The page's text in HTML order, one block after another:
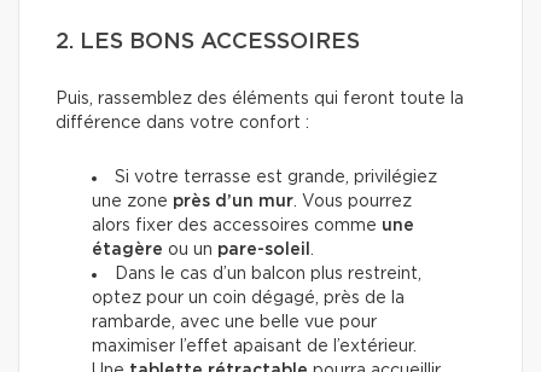
2. LES BONS ACCESSOIRES
Puis, rassemblez des éléments qui feront toute la
différence dans votre confort :
Si votre terrasse est grande, privilégiez
une zone près d’un mur . Vous pourrez
alors fixer des accessoires comme une
étagère ou un pare-soleil
Dans le cas d’un balcon plus restreint,
optez pour un coin dégagé, près de la
rambarde, avec une belle vue pour
maximiser l’effet apaisant de l’extérieur.